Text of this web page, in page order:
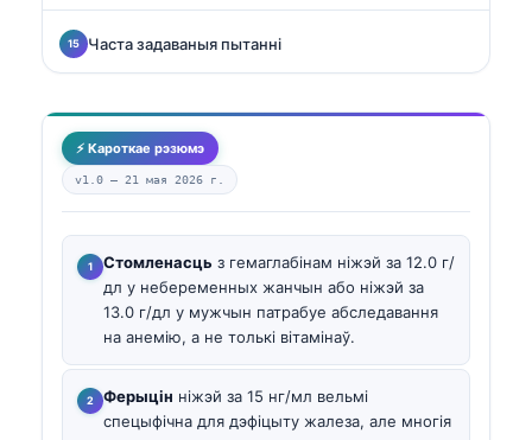
Часта задаваныя пытанні
⚡ Кароткае рэзюмэ
v1.0 — 21 мая 2026 г.
Стомленасць з гемаглабінам ніжэй за 12.0 г/
дл у небеременных жанчын або ніжэй за
13.0 г/дл у мужчын патрабуе абследавання
на анемію, а не толькі вітамінаў.
Ферыцін ніжэй за 15 нг/мл вельмі
спецыфічна для дэфіцыту жалеза, але многія